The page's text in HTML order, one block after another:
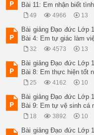
Bài 11: Em nhận biết
49 4966 13
Bài giảng Đạo đức Lớp
Bài 4: Em tự giác làm
32 4573 13
Bài giảng Đạo đức Lớp
Bài 8: Em thực hiện tốt
25 4162 10
Bài giảng Đạo đức Lớp
Bài 9: Em tự vệ sinh cá
18 3892 10
Bài giảng Đạo đức Lớp